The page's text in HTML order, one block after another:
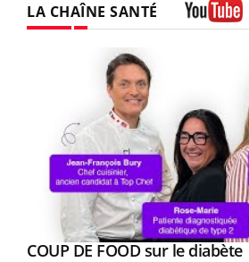
LA CHAÎNE SANTÉ
Youtube
COUP DE FOOD sur le diabète